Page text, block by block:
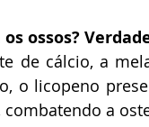
ossos?
de cálcio, a
o licopeno
combatendo a